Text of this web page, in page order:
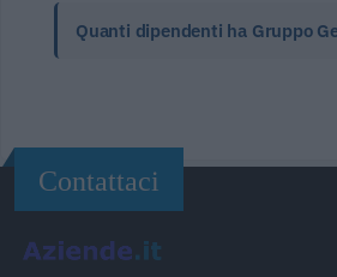
Quanti dipendenti ha Gruppo
Contattaci